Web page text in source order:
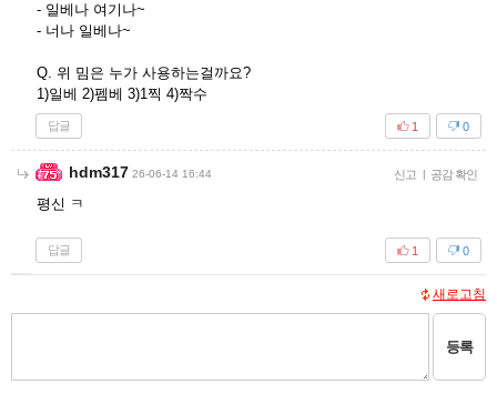
- 일베나 여기나~
- 너나 일베나~
Q. 위 밈은 누가 사용하는걸까요?
1)일베 2)펨베 3)1찍 4)짝수
답글 0
1
hdm317 26-06-14 16:44 신고 공감 확인
평신 ㅋ
답글 0
1
새로고침
등록